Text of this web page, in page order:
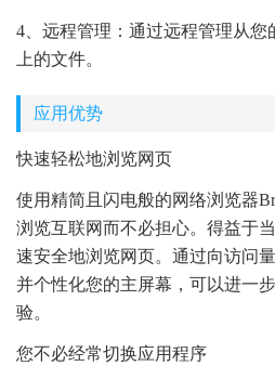
4、远程管理：通过远程管理从您
上的文件。
应用优势
快速轻松地浏览网页
使用精简且闪电般的网络浏览器
浏览互联网而不必担心。得益于
速安全地浏览网页。通过向访问
并个性化您的主屏幕，可以进一
验。
您不必经常切换应用程序